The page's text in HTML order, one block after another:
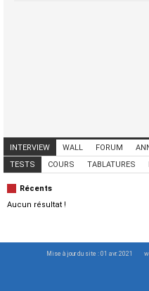
INTERVIEW WALL FORUM
ANNONCES MUSICIENS
TESTS COURS TABLATURES
Récents
Aucun résultat !
Mise à jour du site : 01 avr. 2021